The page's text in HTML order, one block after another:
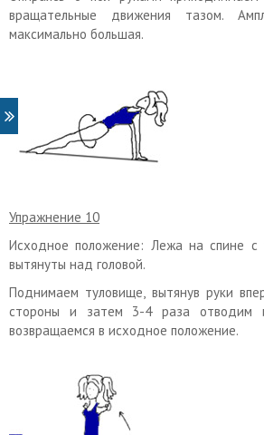
вращательные движения тазом.
максимально большая.
Упражнение 10
Исходное положение: Лежа на спине с
вытянуты над головой.
Поднимаем туловище, вытянув руки
стороны и затем 3-4 раза отводим
возвращаемся в исходное положение.